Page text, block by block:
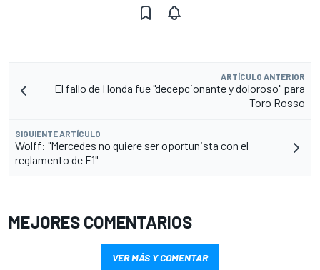
ARTÍCULO ANTERIOR
El fallo de Honda fue "decepcionante y doloroso" para
Toro Rosso
SIGUIENTE ARTÍCULO
Wolff: "Mercedes no quiere ser oportunista con el
reglamento de F1"
MEJORES COMENTARIOS
VER MÁS Y COMENTAR